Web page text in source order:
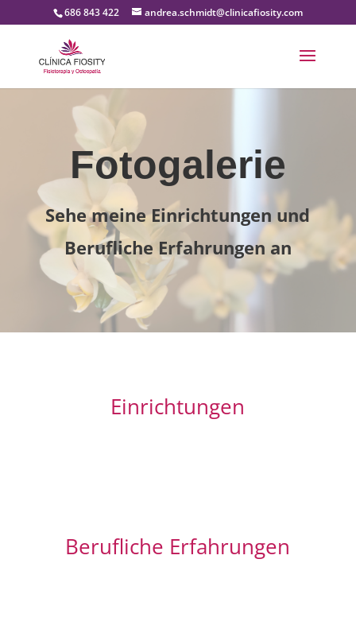
686 843 422 andrea.schmidt@clinicafiosity.com
Fotogalerie
Sehe meine Einrichtungen und
Berufliche Erfahrungen an
Einrichtungen
Berufliche Erfahrungen